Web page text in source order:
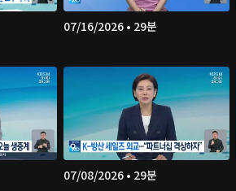
07/16/2026 • 29분
07/08/2026 • 29분